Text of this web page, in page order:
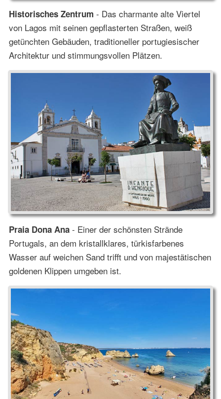
Historisches Zentrum - Das charmante alte Viertel
von Lagos mit seinen gepflasterten Straßen, weiß
getünchten Gebäuden, traditioneller portugiesischer
Architektur und stimmungsvollen Plätzen.
Praia Dona Ana- Einer der schönsten Strände
Portugals, an dem kristallklares, türkisfarbenes
Wasser auf weichen Sand trifft und von majestätischen
goldenen Klippen umgeben ist.